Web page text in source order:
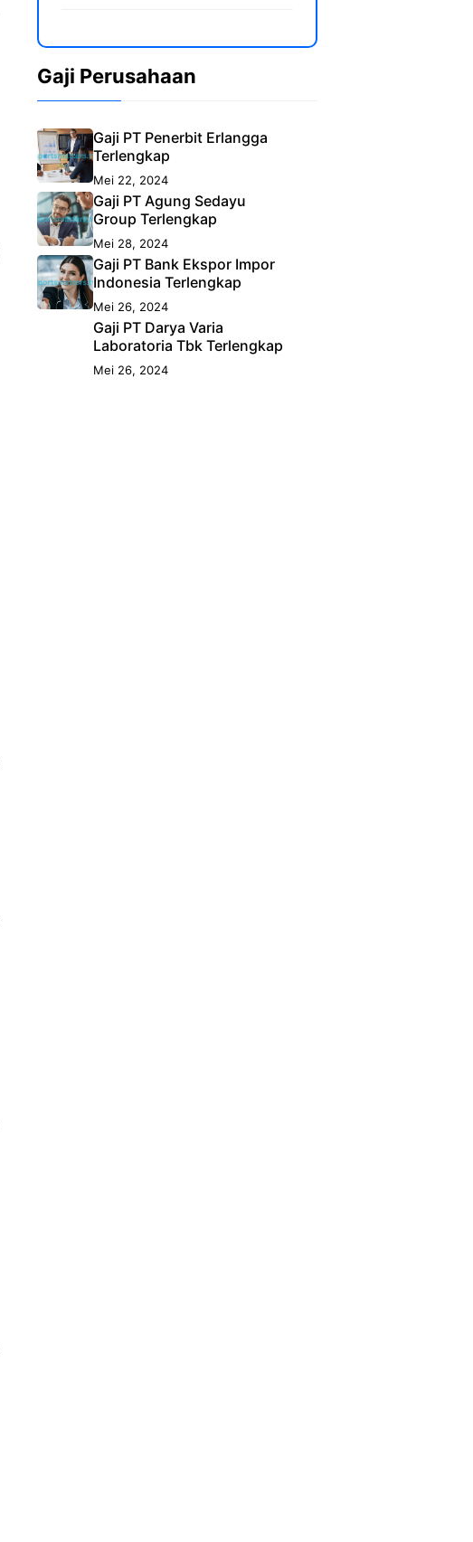
Gaji Perusahaan
Gaji PT Penerbit Erlangga
Terlengkap
Mei 22, 2024
Gaji PT Agung Sedayu
Group Terlengkap
Mei 28, 2024
Gaji PT Bank Ekspor Impor
Indonesia Terlengkap
Mei 26, 2024
Gaji PT Darya Varia
Laboratoria Tbk Terlengkap
Mei 26, 2024